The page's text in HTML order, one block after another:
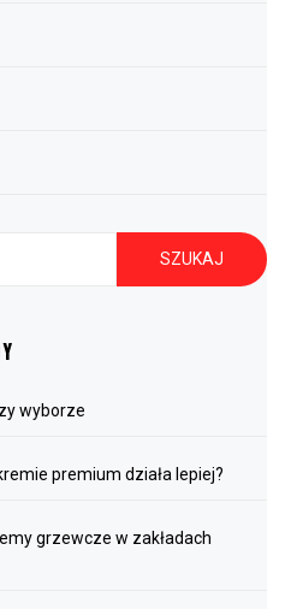
wyborze
premium działa lepiej?
grzewcze w zakładach